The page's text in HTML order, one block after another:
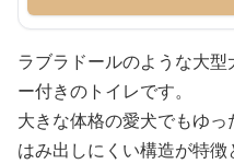
ラブラドールのような大
ー付きのトイレです。
大きな体格の愛犬でもゆっ
はみ出しにくい構造が特徴